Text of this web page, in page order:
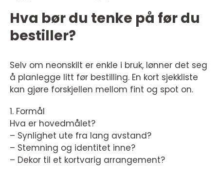
Hva bør du tenke på før du
bestiller?
Selv om neonskilt er enkle i bruk, lønner det seg
å planlegge litt før bestilling. En kort sjekkliste
kan gjøre forskjellen mellom fint og spot on.
1. Formål
Hva er hovedmålet?
– Synlighet ute fra lang avstand?
– Stemning og identitet inne?
– Dekor til et kortvarig arrangement?